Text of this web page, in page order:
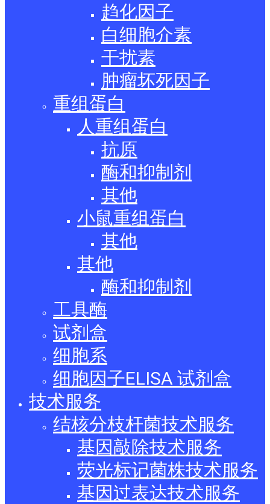
趋化因子
白细胞介素
干扰素
肿瘤坏死因子
重组蛋白
人重组蛋白
抗原
酶和抑制剂
其他
小鼠重组蛋白
其他
其他
酶和抑制剂
工具酶
试剂盒
细胞系
细胞因子ELISA 试剂盒
技术服务
结核分枝杆菌技术服务
基因敲除技术服务
荧光标记菌株技术服务
基因过表达技术服务